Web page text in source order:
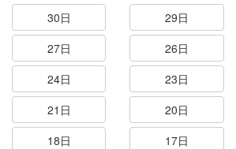
30日 29日
27日
26日
24日
23日
21日
20日
18日
17日